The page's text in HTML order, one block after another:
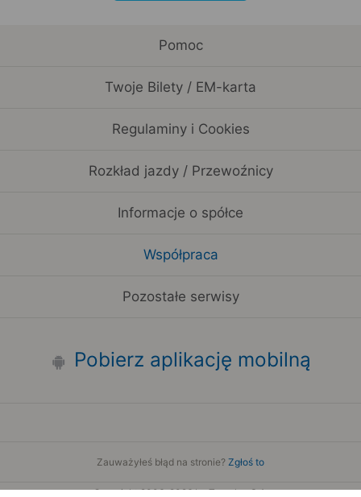
Pomoc
Twoje Bilety / EM-karta
Regulaminy i Cookies
Rozkład jazdy / Przewoźnicy
Informacje o spółce
Współpraca
Pozostałe serwisy
Pobierz aplikację mobilną
Zauważyłeś błąd na stronie? Zgłoś to
Copyright 2006-2026 by Teroplan S.A.